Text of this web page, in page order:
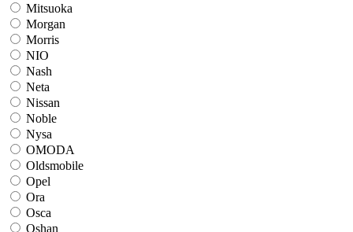
Mitsuoka
Morgan
Morris
NIO
Nash
Neta
Nissan
Noble
Nysa
OMODA
Oldsmobile
Opel
Ora
Osca
Oshan